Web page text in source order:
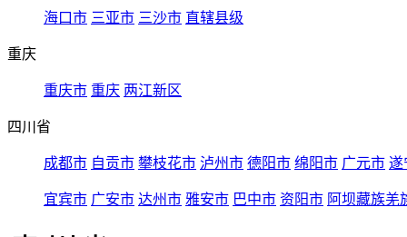
海口市 三亚市 三沙市 直辖县级
重庆
重庆市 重庆 两江新区
四川省
成都市 自贡市 攀枝花市 泸州市 德阳市 绵阳市 广元市 遂
宜宾市 广安市 达州市 雅安市 巴中市 资阳市 阿坝藏族羌